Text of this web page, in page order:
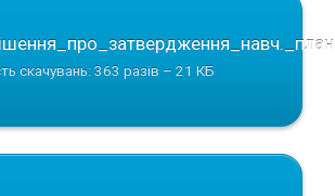
скачувань: 363 разів – 21 КБ